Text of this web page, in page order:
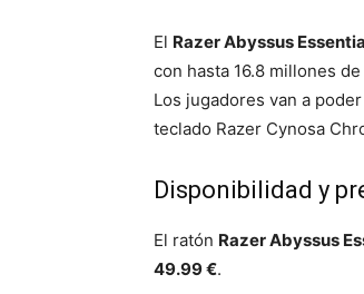
El Razer Abyssus
con hasta 16.8 millones
Los jugadores van a
teclado Razer Cynosa
Disponibilidad y
El ratón Razer Abyssus
49.99 €.